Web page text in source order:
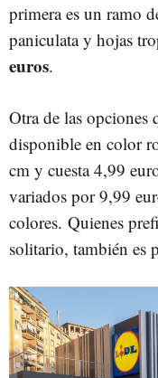
primera es un ramo
paniculata y hojas
euros.
Otra de las opciones
disponible en color
cm y cuesta 4,99
variados por 9,99
colores. Quienes
solitario, también es